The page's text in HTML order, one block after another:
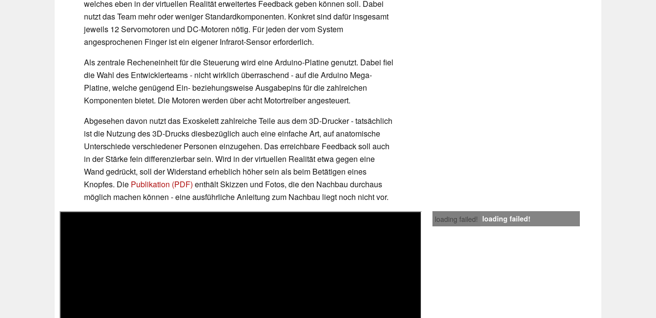
welches eben in der virtuellen Realität erweitertes Feedback geben können soll. Dabei
nutzt das Team mehr oder weniger Standardkomponenten. Konkret sind dafür insgesamt
jeweils 12 Servomotoren und DC-Motoren nötig. Für jeden der vom System
angesprochenen Finger ist ein eigener Infrarot-Sensor erforderlich.
Als zentrale Recheneinheit für die Steuerung wird eine Arduino-Platine genutzt. Dabei fiel
die Wahl des Entwicklerteams - nicht wirklich überraschend - auf die Arduino Mega-
Platine, welche genügend Ein- beziehungsweise Ausgabepins für die zahlreichen
Komponenten bietet. Die Motoren werden über acht Motortreiber angesteuert.
Abgesehen davon nutzt das Exoskelett zahlreiche Teile aus dem 3D-Drucker - tatsächlich
ist die Nutzung des 3D-Drucks diesbezüglich auch eine einfache Art, auf anatomische
Unterschiede verschiedener Personen einzugehen. Das erreichbare Feedback soll auch
in der Stärke fein differenzierbar sein. Wird in der virtuellen Realität etwa gegen eine
Wand gedrückt, soll der Widerstand erheblich höher sein als beim Betätigen eines
Knopfes. Die Publikation (PDF) enthält Skizzen und Fotos, die den Nachbau durchaus
möglich machen können - eine ausführliche Anleitung zum Nachbau liegt noch nicht vor.
loading failed! loading failed!